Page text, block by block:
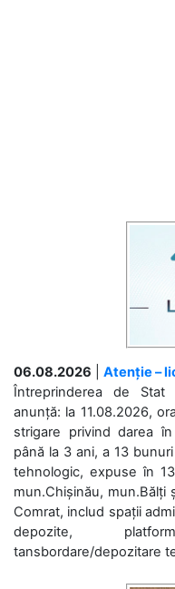
06.08.2026
Atenție –
Întreprinderea de Stat
anunță: la 11.08.2026,
strigare privind darea
până la 3 ani, a 13
tehnologic, expuse în
mun.Chișinău, mun.Bălți
Comrat, includ spații
depozite,
tansbordare/depozitare